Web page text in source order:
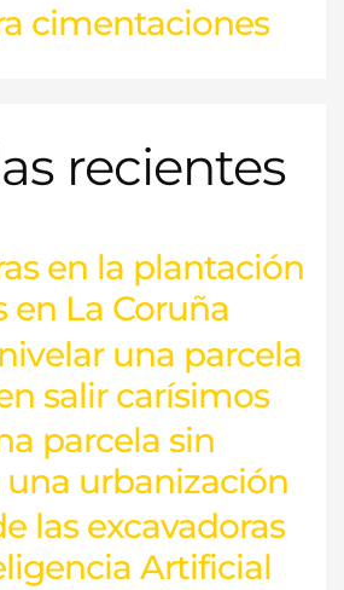
cimentaciones
recientes
en la plantación
en La Coruña
una parcela
salir carísimos
parcela sin
una urbanización
las excavadoras
Artificial